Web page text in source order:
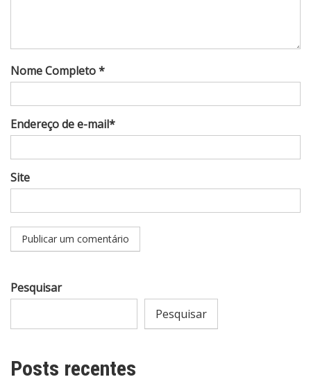
Nome Completo *
Endereço de e-mail*
Site
Pesquisar
Pesquisar
Posts recentes